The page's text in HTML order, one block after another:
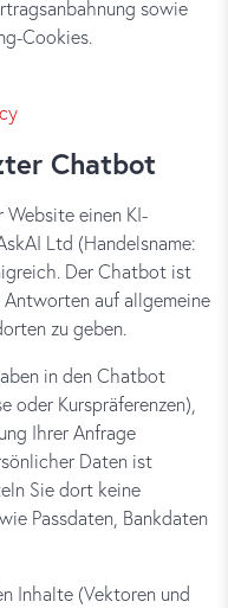
sowie
Cookies.
Chatbot
Website einen KI-
Ltd (Handelsname:
Der Chatbot ist
auf allgemeine
zu geben.
in den Chatbot
oder Kurspräferenzen),
Ihrer Anfrage
Daten ist
Sie dort keine
Passdaten, Bankdaten
Inhalte (Vektoren und